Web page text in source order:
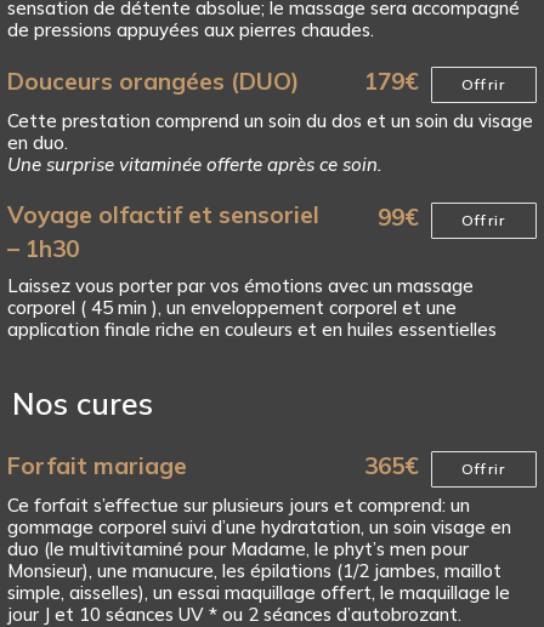
sensation de détente absolue; le massage sera accompagné
de pressions appuyées aux pierres chaudes.
Douceurs orangées (DUO) 179€ Offrir
Cette prestation comprend un soin du dos et un soin du visage
en duo.
Une surprise vitaminée offerte après ce soin.
Voyage olfactif et sensoriel
– 1h30
99€ Offrir
Laissez vous porter par vos émotions avec un massage
corporel ( 45 min ), un enveloppement corporel et une
application finale riche en couleurs et en huiles essentielles
Nos cures
Forfait mariage 365€ Offrir
Ce forfait s’effectue sur plusieurs jours et comprend: un
gommage corporel suivi d’une hydratation, un soin visage en
duo (le multivitaminé pour Madame, le phyt’s men pour
Monsieur), une manucure, les épilations (1/2 jambes, maillot
simple, aisselles), un essai maquillage offert, le maquillage le
jour J et 10 séances UV * ou 2 séances d’autobrozant.